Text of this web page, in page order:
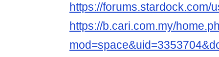
https://forums.stardock.com/
https://b.cari.com.my/